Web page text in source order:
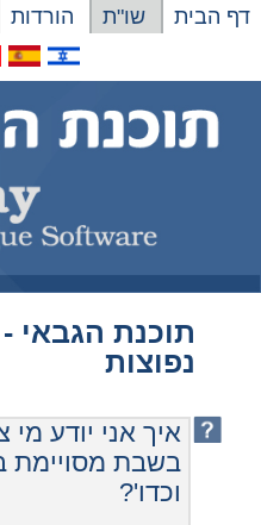
דף הבית שו"ת הורדות
תוכנת הגבאי
נפוצות
איך אני יודע
בשבת מסויימת
וכדו'?